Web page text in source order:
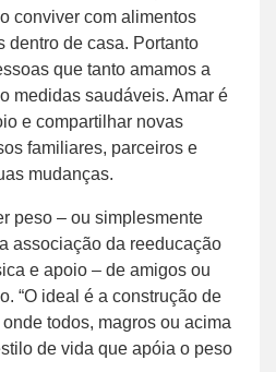
conviver com alimentos
dentro de casa. Portanto
que tanto amamos a
medidas saudáveis. Amar é
e compartilhar novas
familiares, parceiros e
mudanças.
peso – ou simplesmente
associação da reeducação
e apoio – de amigos ou
“O ideal é a construção de
todos, magros ou acima
de vida que apóia o peso